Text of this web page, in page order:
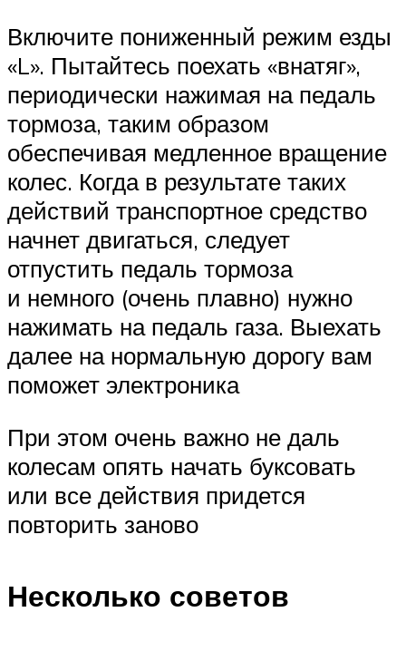
Включите пониженный режим езды
«L». Пытайтесь поехать «внатяг»,
периодически нажимая на педаль
тормоза, таким образом
обеспечивая медленное вращение
колес. Когда в результате таких
действий транспортное средство
начнет двигаться, следует
отпустить педаль тормоза
и немного (очень плавно) нужно
нажимать на педаль газа. Выехать
далее на нормальную дорогу вам
поможет электроника
При этом очень важно не даль
колесам опять начать буксовать
или все действия придется
повторить заново
Несколько советов